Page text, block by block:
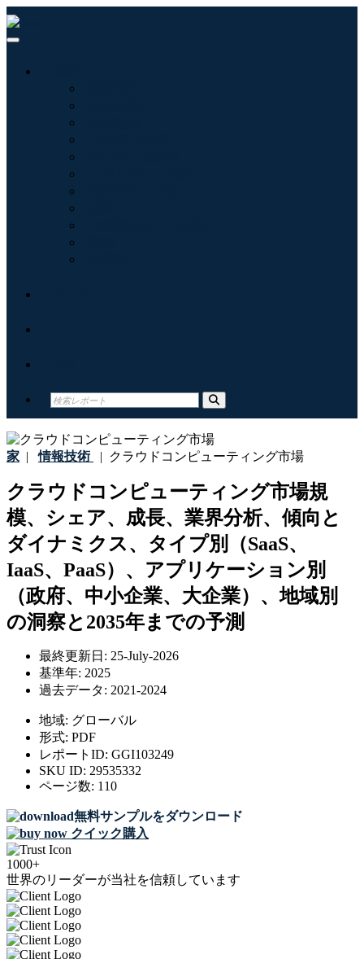
家 | 情報技術 | クラウドコンピューティング市場
クラウドコンピューティング市場規
模、シェア、成長、業界分析、傾向と
ダイナミクス、タイプ別（SaaS、
IaaS、PaaS）、アプリケーション別
（政府、中小企業、大企業）、地域別
の洞察と2035年までの予測
最終更新日: 25-July-2026
基準年: 2025
過去データ: 2021-2024
地域: グローバル
形式: PDF
レポートID: GGI103249
SKU ID: 29535332
ページ数: 110
無料サンプルをダウンロード
クイック購入
1000+
世界のリーダーが当社を信頼しています